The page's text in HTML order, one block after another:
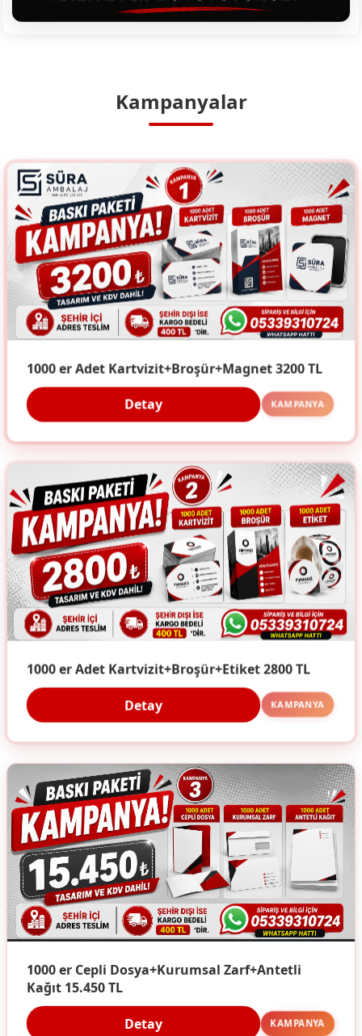
Kampanyalar
1000 er Adet Kartvizit+Broşür+Magnet 3200 TL
Detay KAMPANYA
1000 er Adet Kartvizit+Broşür+Etiket 2800 TL
Detay KAMPANYA
1000 er Cepli Dosya+Kurumsal Zarf+Antetli
Kağıt 15.450 TL
Detay KAMPANYA